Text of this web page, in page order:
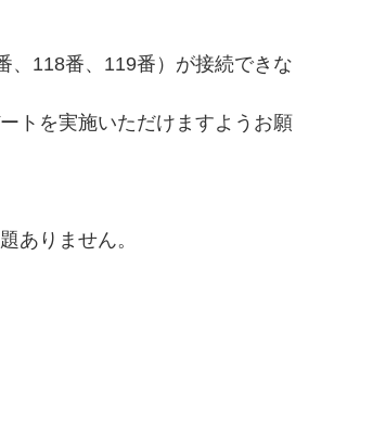
、118番、119番）が接続できな
トを実施いただけますようお願
ありません。